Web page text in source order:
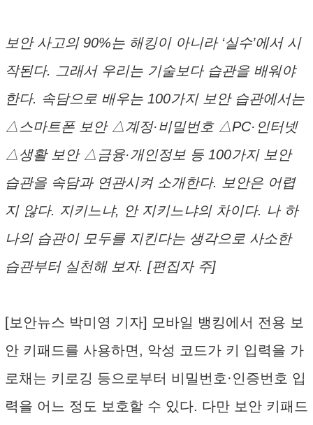
보안 사고의 90%는 해킹이 아니라 ‘실수’에서 시
작된다. 그래서 우리는 기술보다 습관을 배워야
한다. 속담으로 배우는 100가지 보안 습관에서는
△스마트폰 보안 △계정·비밀번호 △PC·인터넷
△생활 보안 △금융·개인정보 등 100가지 보안
습관을 속담과 연관시켜 소개한다. 보안은 어렵
지 않다. 지키느냐, 안 지키느냐의 차이다. 나 하
나의 습관이 모두를 지킨다는 생각으로 사소한
습관부터 실천해 보자. [편집자 주]
[보안뉴스 박미영 기자] 모바일 뱅킹에서 전용 보
안 키패드를 사용하면, 악성 코드가 키 입력을 가
로채는 키로깅 등으로부터 비밀번호·인증번호 입
력을 어느 정도 보호할 수 있다. 다만 보안 키패드